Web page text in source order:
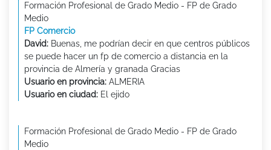
Formación Profesional de Grado Medio - FP de Grado
Medio
FP Comercio
David: Buenas, me podrían decir en que centros públicos
se puede hacer un fp de comercio a distancia en la
provincia de Almería y granada Gracias
Usuario en provincia: ALMERIA
Usuario en ciudad: El ejido
Formación Profesional de Grado Medio - FP de Grado
Medio